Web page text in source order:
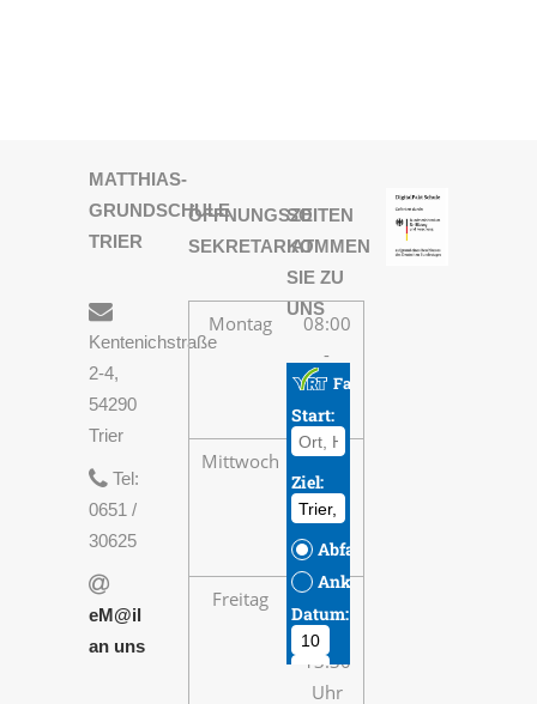
MATTHIAS-
GRUNDSCHULE
TRIER
Kentenichstraße
2-4,
54290
Trier
Tel:
0651 /
30625
eM@il
an uns
ÖFFNUNGSZEITEN
SEKRETARIAT
Montag
08:00
-
13:30
Uhr
Mittwoch
08:00
-
13:30
Uhr
Freitag
08:00
-
13:30
Uhr
SO
KOMMEN
SIE ZU
UNS